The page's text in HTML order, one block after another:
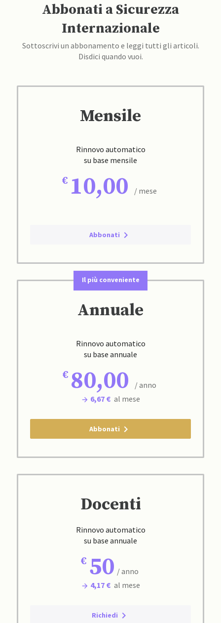
Abbonati a Sicurezza
Internazionale
Sottoscrivi un abbonamento e leggi tutti gli articoli.
Disdici quando vuoi.
Mensile
Rinnovo automatico
su base mensile
10,00 / mese
Abbonati
Il più conveniente
Annuale
Rinnovo automatico
su base annuale
80,00
/ anno
6,67 € al mese
Abbonati
Docenti
Rinnovo automatico
su base annuale
50 / anno
4,17 € al mese
Richiedi